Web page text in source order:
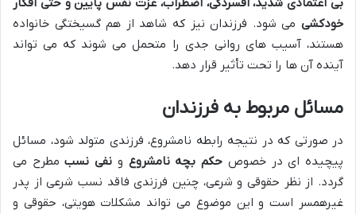
بی اعتمادی شدید، افسردگی، اضطراب، عزت نفس پایین و حتی افکار
خودکشی می شود. فرزندان نیز که شاهد از هم گسیختگی خانواده
هستند، آسیب های روانی جدی را متحمل می شوند که می تواند
آینده آن ها را تحت تأثیر قرار دهد.
مسائل مربوط به فرزندان
در صورتی که در نتیجه رابطه نامشروع، فرزندی متولد شود، مسائل
پیچیده ای در خصوص حکم بچه نامشروع و نفی نسبمطرح می
گردد. از نظر حقوقی و شرعی، چنین فرزندی فاقد نسب شرعی از پدر
غیرهمسر است و این موضوع می تواند مشکلات هویتی، حقوقی و